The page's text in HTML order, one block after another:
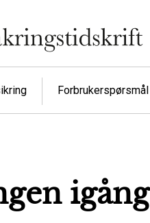
Forbrukerspørsmål
igång